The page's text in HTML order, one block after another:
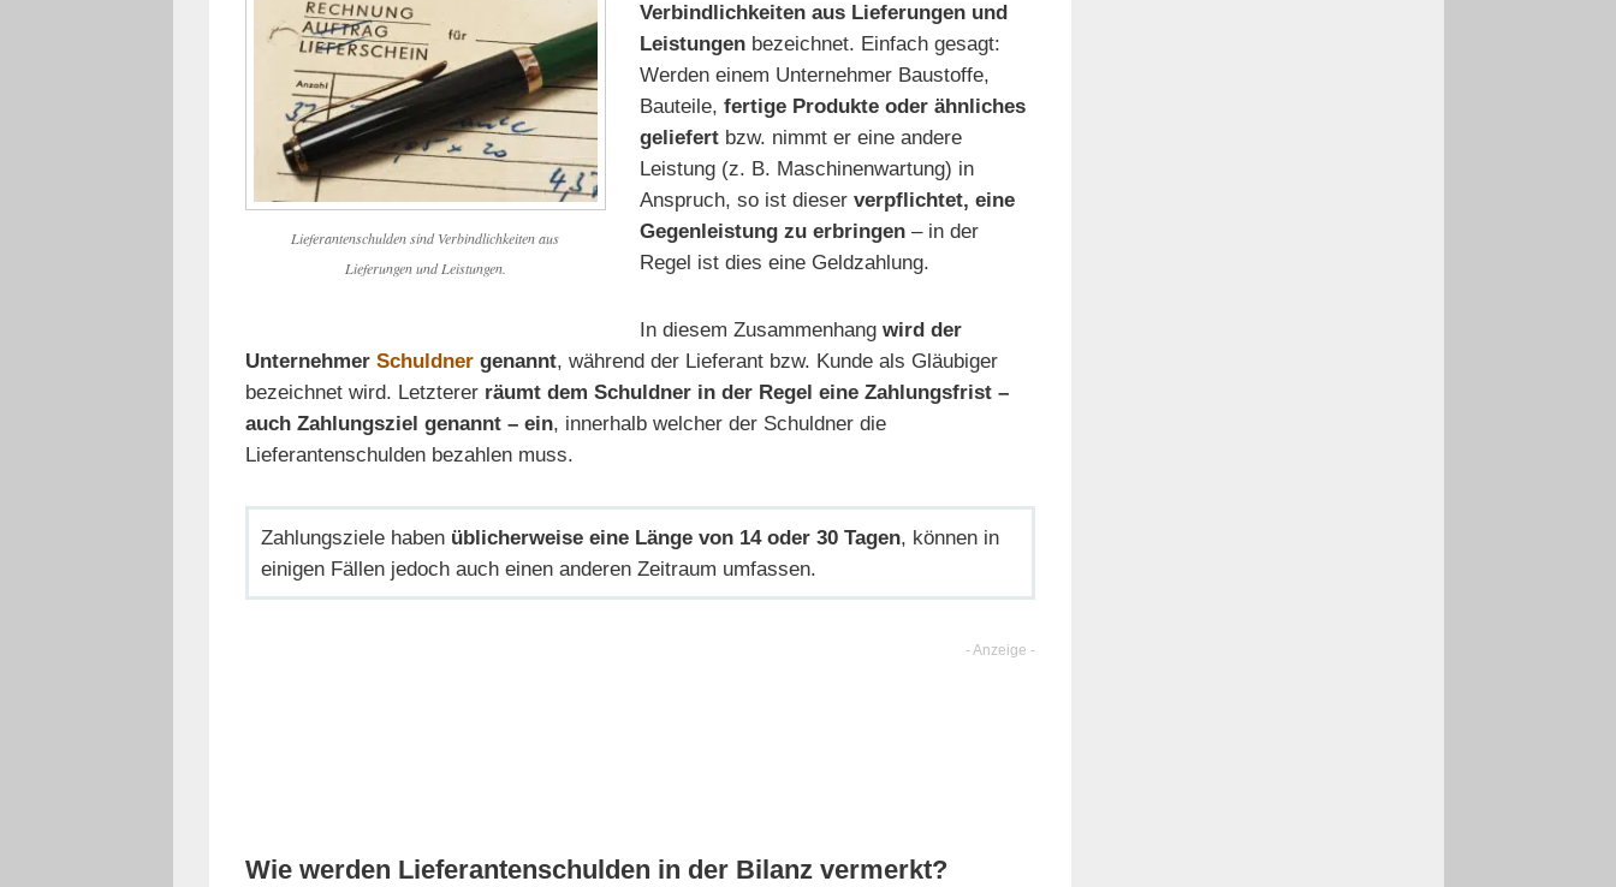
Lieferantenschulden sind Verbindlichkeiten aus
Lieferungen und Leistungen.
Verbindlichkeiten aus Lieferungen und
Leistungenbezeichnet. Einfach gesagt:
Werden einem Unternehmer Baustoffe,
Bauteile, fertige Produkte oder ähnliches
geliefert bzw. nimmt er eine andere
Leistung (z. B. Maschinenwartung) in
Anspruch, so ist dieser verpflichtet, eine
Gegenleistung zu erbringen– in der
Regel ist dies eine Geldzahlung.
In diesem Zusammenhang wird der
Unternehmer Schuldnergenannt, während der Lieferant bzw. Kunde als Gläubiger
bezeichnet wird. Letzterer räumt dem Schuldner in der Regel eine Zahlungsfrist –
auch Zahlungsziel genannt – ein, innerhalb welcher der Schuldner die
Lieferantenschulden bezahlen muss.
Zahlungsziele habenüblicherweise eine Länge von 14 oder 30 Tagen, können in
einigen Fällen jedoch auch einen anderen Zeitraum umfassen.
Wie werden Lieferantenschulden in der Bilanz vermerkt?